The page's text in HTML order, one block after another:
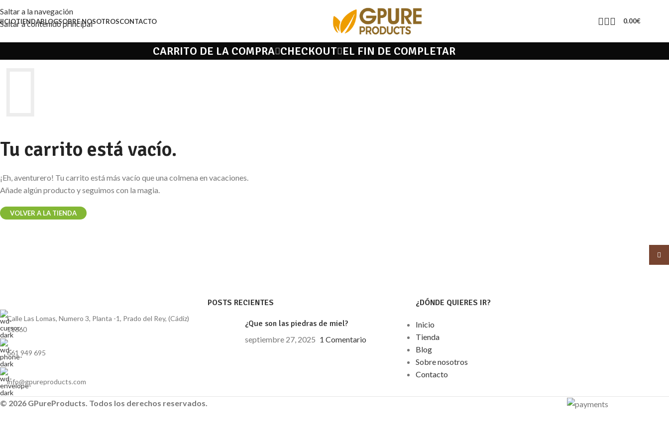
Saltar a la navegación
Saltar a contenido principal
TIENDABLOGSOBRE NOSOTROSCONTACTO 0.00€
CARRITO DE LA COMPRA CHECKOUT EL FIN DE COMPLETAR
Tu carrito está vacío.
¡Eh, aventurero! Tu carrito está más vacío que una colmena en vacaciones.
Añade algún producto y seguimos con la magia.
VOLVER A LA TIENDA
Calle Las Lomas, Numero 3, Planta -1, Prado del Rey, (Cádiz)
11660
661 949 695
info@gpureproducts.com
POSTS RECIENTES
¿Que son las piedras de miel?
septiembre 27, 2025 1 Comentario
¿DÓNDE QUIERES IR?
Inicio
Tienda
Blog
Sobre nosotros
Contacto
© 2026 GPureProducts. Todos los derechos reservados.